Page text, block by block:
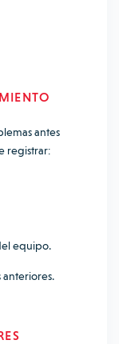
antes
registrar:
equipo.
anteriores.